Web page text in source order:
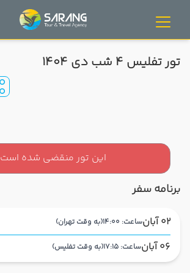
تور تفلیس 4 شب دی 1404
این تور منقضی شده است
برنامه سفر
02 آبان ساعت: 14:00 (به وقت تهران)
06 آبان ساعت: 17:15 (به وقت تفلیس)